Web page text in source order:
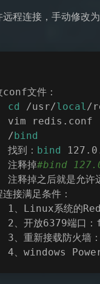
程连接，手动修改
文件：
cd
/usr/local/
vim redis.conf
/
bind
到：
bind
注释掉
#bind
释掉之后就是允许
接满足条件：
1、Linux系统的
2、开放6379端口
3、重新接载防火
4、windows